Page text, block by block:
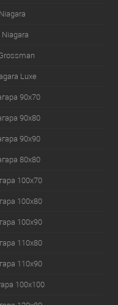
Luxe
90x70
90x80
90x90
80x80
100x70
100x80
100x90
110x80
110x90
100x100